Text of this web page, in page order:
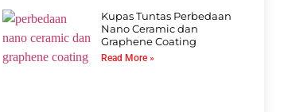
Kupas Tuntas Perbedaan
Nano Ceramic dan
Graphene Coating
Read More »